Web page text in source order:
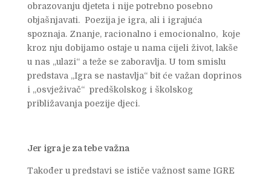
obrazovanju djeteta i nije potrebno posebno
objašnjavati. Poezija je igra, ali i igrajuća
spoznaja. Znanje, racionalno i emocionalno, koje
kroz nju dobijamo ostaje u nama cijeli život, lakše
u nas „ulazi“ a teže se zaboravlja. U tom smislu
predstava „Igra se nastavlja“ bit će važan doprinos
i „osvježivač“ predškolskog i školskog
približavanja poezije djeci.
Jer igra je za tebe važna
Također u predstavi se ističe važnost same IGRE